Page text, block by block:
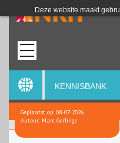
Deze website maakt
KENNISBANK
Geplaatst op: 08-07-2026
Auteur: Marc Gerlings